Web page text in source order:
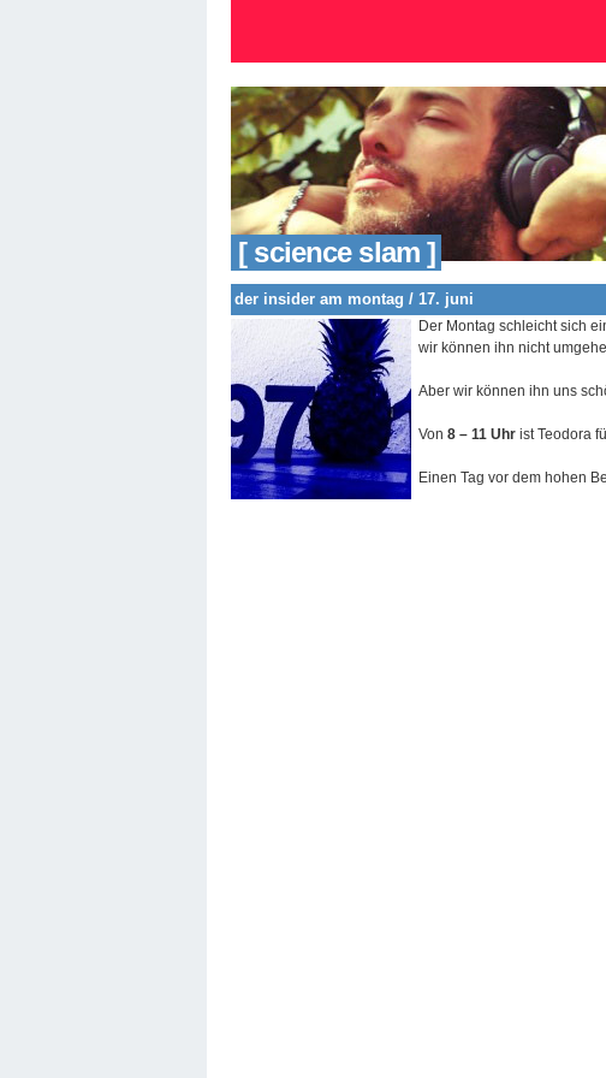
[ science slam ]
der insider am montag / 17. juni
Der Montag schleicht sich
wir können ihn nicht
Aber wir können ihn uns
Von 8 – 11 Uhr ist Teodora
Einen Tag vor dem hohen